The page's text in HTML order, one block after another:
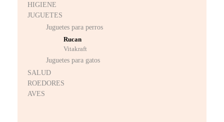
HIGIENE
JUGUETES
Juguetes para perros ​
Rucan
Vitakraft
Juguetes para gatos
SALUD
ROEDORES
AVES